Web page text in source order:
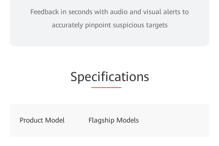
Feedback in seconds with audio and visual alerts to
accurately pinpoint suspicious targets
Specifications
Product Model Flagship Models